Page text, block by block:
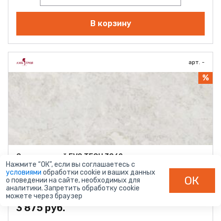
В корзину
арт. -
%
Опал светлый EVO TECH 3062
Длина (мм):3000
Толщина (мм):38
Тиснение:E (глянец)
Наличие: В наличии
3 875 руб.
Нажмите “ОК”, если вы соглашаетесь с
условиями обработки cookie и ваших данных
о поведении на сайте, необходимых для
аналитики. Запретить обработку cookie
можете через браузер
ОК